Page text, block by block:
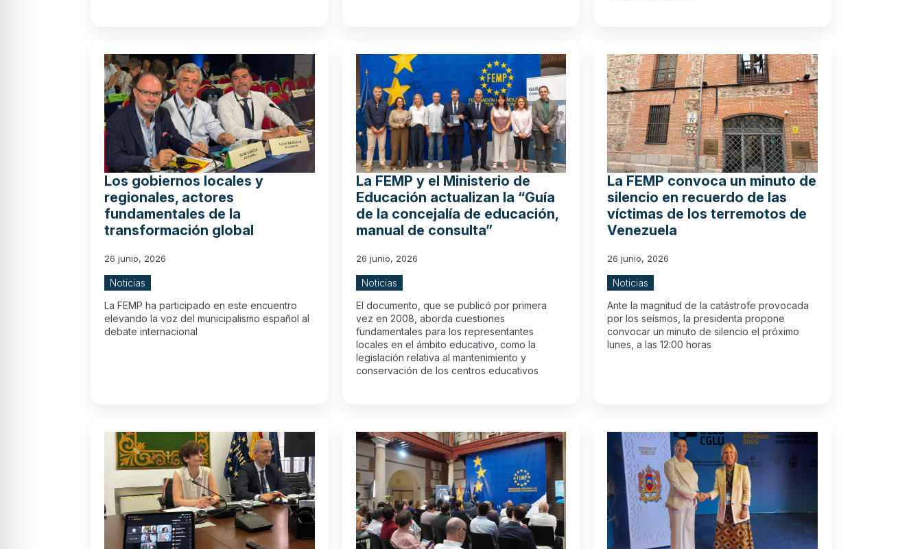
Los gobiernos locales y
regionales, actores
fundamentales de la
transformación global
26 junio, 2026
Noticias
La FEMP ha participado en este encuentro
elevando la voz del municipalismo español al
debate internacional
La FEMP y el Ministerio de
Educación actualizan la “Guía
de la concejalía de educación,
manual de consulta”
26 junio, 2026
Noticias
El documento, que se publicó por primera
vez en 2008, aborda cuestiones
fundamentales para los representantes
locales en el ámbito educativo, como la
legislación relativa al mantenimiento y
conservación de los centros educativos
La FEMP convoca un minuto de
silencio en recuerdo de las
víctimas de los terremotos de
Venezuela
26 junio, 2026
Noticias
Ante la magnitud de la catástrofe provocada
por los seísmos, la presidenta propone
convocar un minuto de silencio el próximo
lunes, a las 12:00 horas